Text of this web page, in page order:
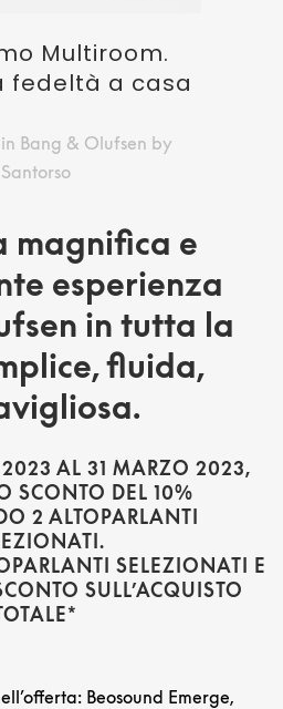
Multiroom.
fedeltà a casa
in Bang & Olufsen by
magnifica e
esperienza
in tutta la
fluida,
AL 31 MARZO 2023,
SCONTO DEL 10%
2 ALTOPARLANTI
SELEZIONATI E
SULL’ACQUISTO
Beosound Emerge,